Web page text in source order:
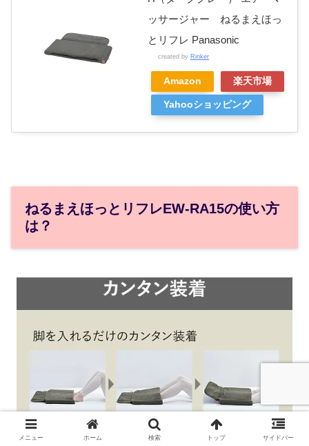
ッサージャー ねるまえほっ
とリフレ Panasonic
created by Rinker
Amazon 楽天市場
Yahooショッピング
ねるまえほっとリフレEW-RA15の使い方
は？
メニュー ホーム 検索 トップ サイドバー